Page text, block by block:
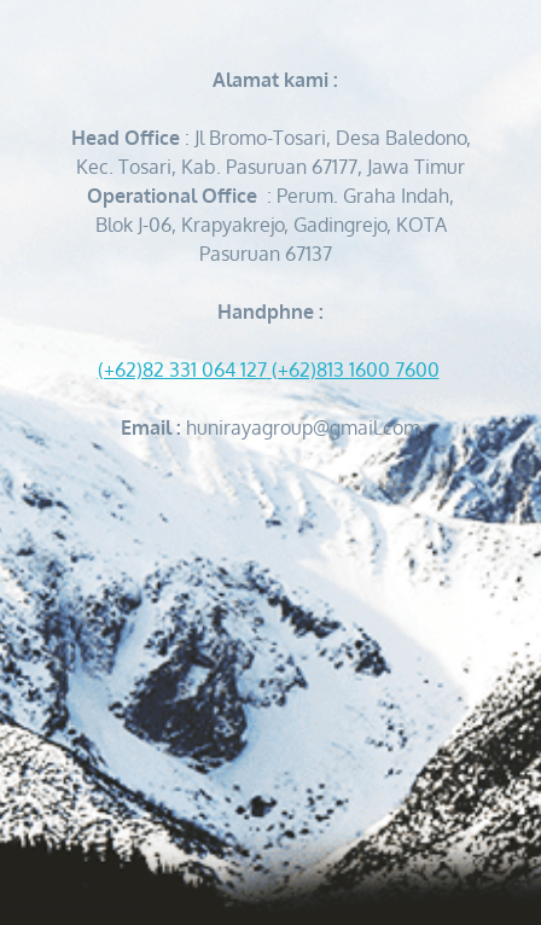
Alamat kami :
Head Office: Jl Bromo-Tosari, Desa Baledono,
Kec. Tosari, Kab. Pasuruan 67177, Jawa Timur
Operational Office : Perum. Graha Indah,
Blok J-06, Krapyakrejo, Gadingrejo, KOTA
Pasuruan 67137
Handphne :
(+62)82 331 064 127 (+62)813 1600 7600
Email : hunirayagroup@gmail.com